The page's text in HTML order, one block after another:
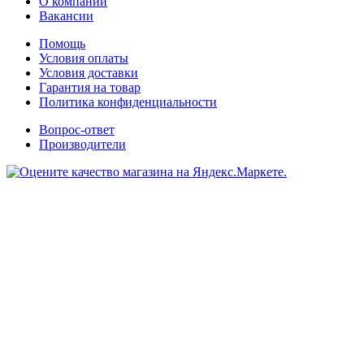
Вакансии
Помощь
Условия оплаты
Условия доставки
Гарантия на товар
Политика конфиденциальности
Вопрос-ответ
Производители